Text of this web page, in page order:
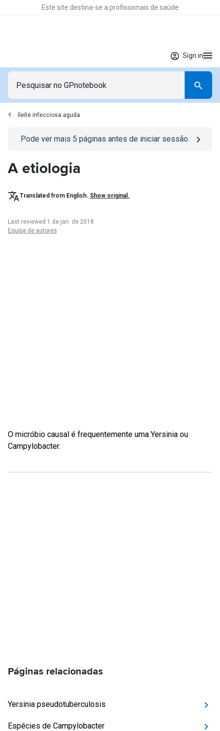
Este site destina-se a profissionais de saúde
Sign in
Ileíte infecciosa aguda
Go to/sign-inpage
Pode ver mais 5 páginas antes de iniciar sessão
A etiologia
Translated from English. Show original.
Last reviewed 1 de jan. de 2018
Equipa de autores
O micróbio causal é frequentemente uma Yersinia ou
Campylobacter.
Páginas relacionadas
Yersinia pseudotuberculosis
Espécies de Campylobacter